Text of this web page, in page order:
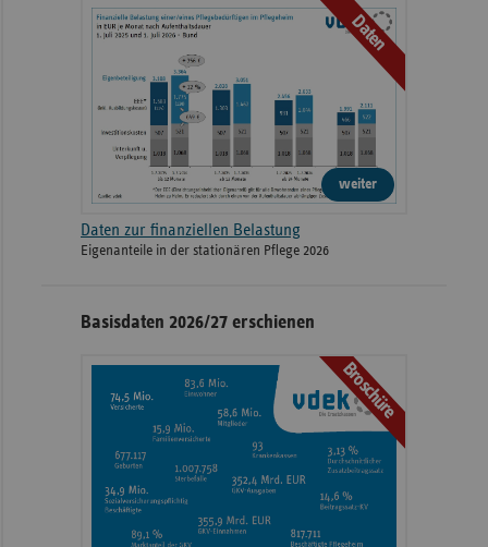
Daten
weiter
Daten zur finanziellen Belastung
Eigenanteile in der stationären Pflege 2026
Basisdaten 2026/27 erschienen
Broschüre